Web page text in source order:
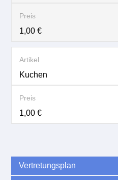
1,00 €
Kuchen
1,00 €
Vertretungsplan